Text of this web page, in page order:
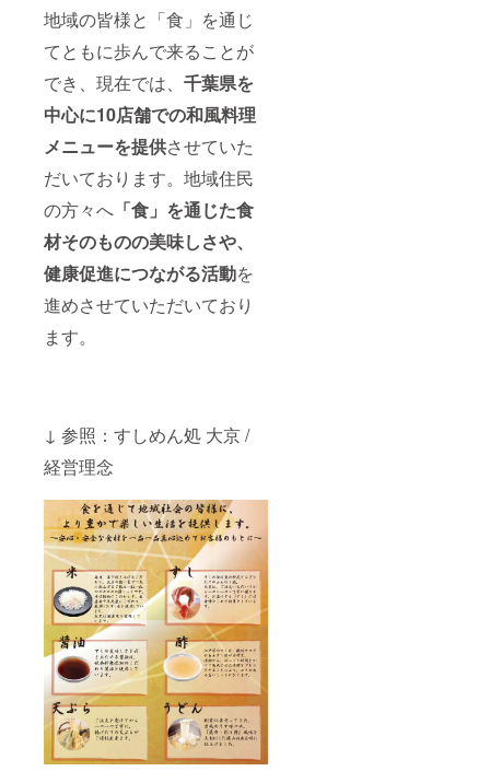
地域の皆様と「食」を通じ
てともに歩んで来ることが
でき、現在では、 千葉県を
中心に10店舗での和風料理
メニューを提供させていた
だいております。地域住民
の方々へ 「食」を通じた食
材そのものの美味しさや、
健康促進につながる活動を
進めさせていただいており
ます。
↓ 参照：すしめん処 大京 /
経営理念